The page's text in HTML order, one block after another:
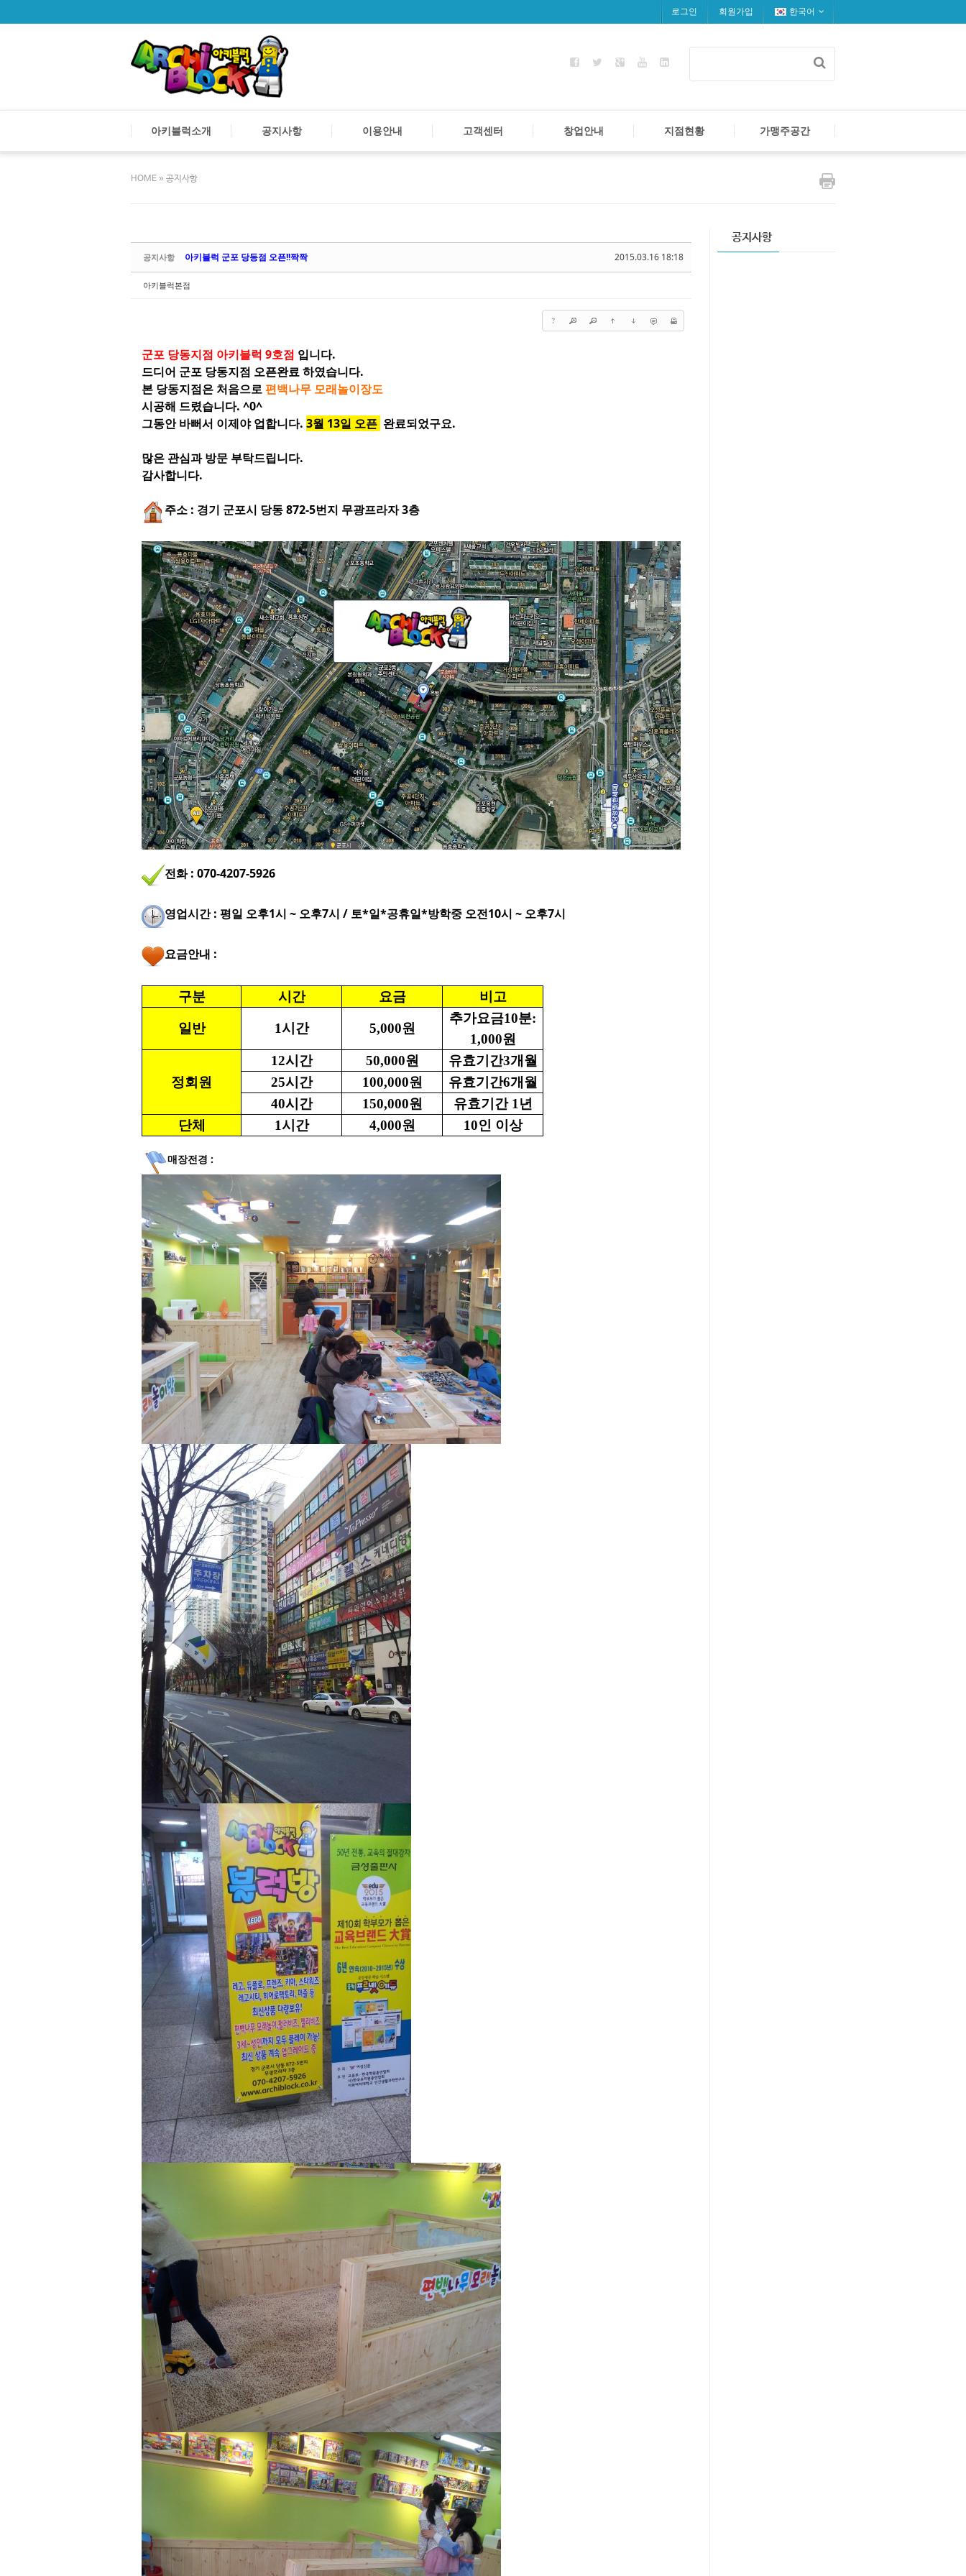
로그인 회원가입 한국어
아키블럭소개 공지사항 이용안내 고객센터 창업안내 지점현황 가맹주공간
HOME » 공지사항
공지사항 2015.03.16 18:18
아키블럭 군포 당동점 오픈!!짝짝
아키블럭본점
?
군포 당동지점 아키블럭 9호점 입니다.
드디어 군포 당동지점 오픈완료 하였습니다.
본 당동지점은 처음으로편백나무 모래놀이장도
시공해 드렸습니다. ^0^
그동안 바뻐서 이제야 업합니다. 3월 13일 오픈 완료되었구요.
많은 관심과 방문 부탁드립니다.
감사합니다.
주소 : 경기 군포시 당동 872-5번지 무광프라자 3층
전화 : 070-4207-5926
영업시간 : 평일 오후1시 ~ 오후7시 / 토*일*공휴일*방학중 오전10시 ~ 오후7시
요금안내 :
구분 시간 요금 비고
일반 1시간 5,000원
추가요금10분:
1,000원
정회원
12시간 50,000원
유효기간3개월
25시간
100,000원
유효기간6개월
40시간
150,000원
유효기간 1년
단체
1시간 4,000원 10인 이상
매장전경 :
Sketchbook5, 스케치북5
Sketchbook5, 스케치북5
Sketchbook5, 스케치북5
Sketchbook5, 스케치북5 공지사항